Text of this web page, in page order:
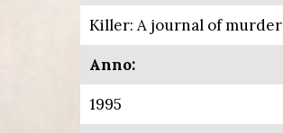
Killer: A journal of murder
Anno:
1995